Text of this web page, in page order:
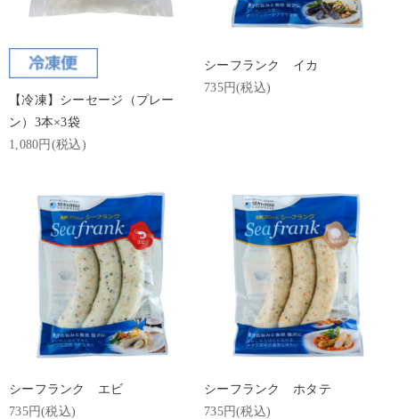
【冷凍】シーセージ（プレー
ン）3本×3袋
1,080円(税込)
シーフランク イカ
735円(税込)
シーフランク エビ
735円(税込)
シーフランク ホタテ
735円(税込)